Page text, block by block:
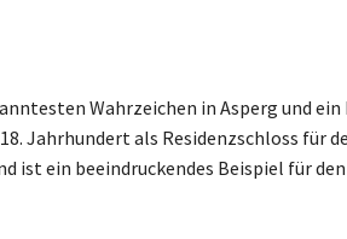
Wahrzeichen in Asperg und ein
Jahrhundert als Residenzschloss für
ist ein beeindruckendes Beispiel für